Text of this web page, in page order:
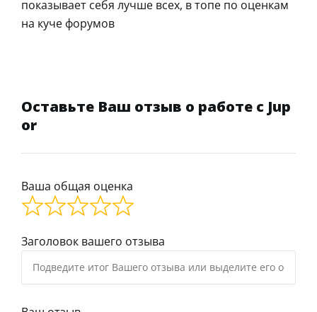
показывает себя лучше всех, в топе по оценкам
на куче форумов
Оставьте Ваш отзыв о работе с Jup
or
Ваша общая оценка
Заголовок вашего отзыва